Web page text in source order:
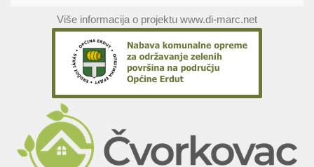
Više informacija o projektu www.di-marc.net